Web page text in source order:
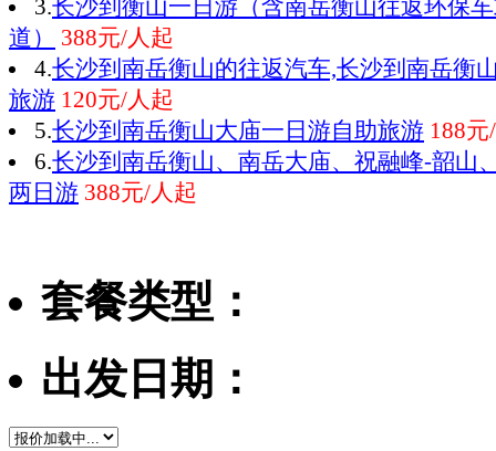
3.长沙到衡山一日游（含南岳衡山往返环保
道）
388元/人起
4.长沙到南岳衡山的往返汽车,长沙到南岳衡
旅游 120元/人起
5.长沙到南岳衡山大庙一日游自助旅游 188
6.长沙到南岳衡山、南岳大庙、祝融峰-韶山
两日游 388元/人起
套餐类型：
出发日期：